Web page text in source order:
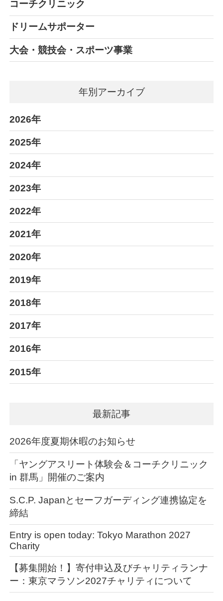
コーチクリニック
ドリームサポーター
大会・競技会・スポーツ事業
年別アーカイブ
2026年
2025年
2024年
2023年
2022年
2021年
2020年
2019年
2018年
2017年
2016年
2015年
最新記事
2026年度夏期休暇のお知らせ
「ヤングアスリート体験会＆コーチクリニック
in 群馬」開催のご案内
S.C.P. Japanとセーフガーディング連携協定を
締結
Entry is open today: Tokyo Marathon 2027
Charity
【募集開始！】寄付申込及びチャリティランナ
ー：東京マラソン2027チャリティについて